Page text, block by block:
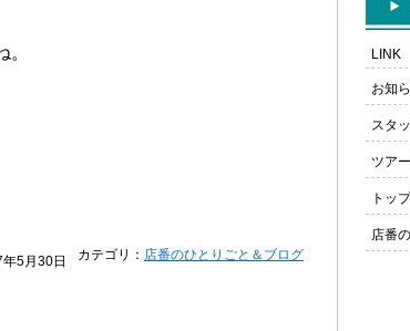
カテゴリ： 店番のひとりごと＆ブログ
5月30日
LINK
お知
スタ
ツア
トッ
店番